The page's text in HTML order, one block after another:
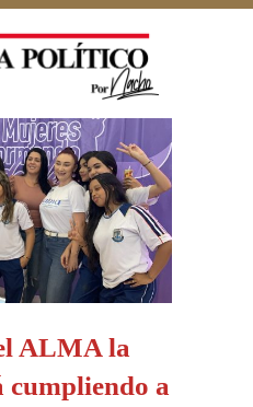
ALMA la
cumpliendo a